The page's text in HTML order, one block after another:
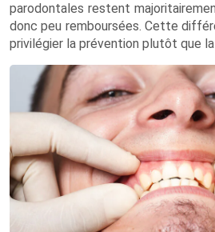
parodontales restent
donc peu remboursées. Cette
privilégier la prévention plutôt que la